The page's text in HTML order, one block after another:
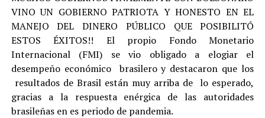
VINO UN GOBIERNO PATRIOTA Y HONESTO EN EL
MANEJO DEL DINERO PÚBLICO QUE POSIBILITÓ
ESTOS ÉXITOS!! El propio Fondo Monetario
Internacional (FMI) se vio obligado a elogiar el
desempeño económico brasilero y destacaron que los
resultados de Brasil están muy arriba de lo esperado,
gracias a la respuesta enérgica de las autoridades
brasileñas en es periodo de pandemia.